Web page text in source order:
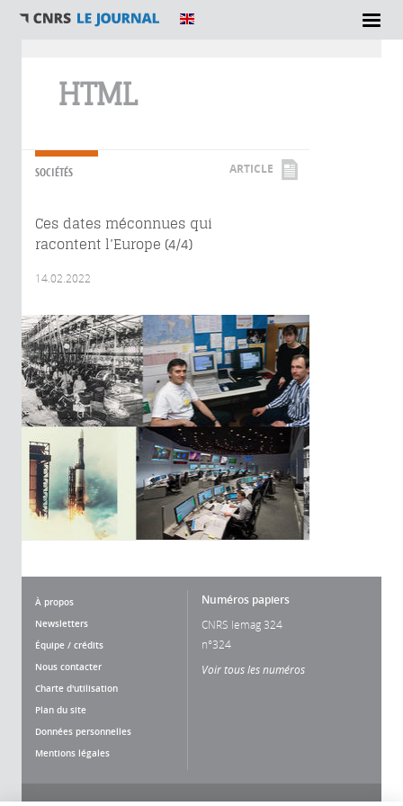
HTML
SOCIÉTÉS ARTICLE
Ces dates méconnues qui
racontent l’Europe (4/4)
14.02.2022
À propos
Newsletters
Équipe / crédits
Nous contacter
Charte d'utilisation
Plan du site
Données personnelles
Mentions légales
Numéros papiers
CNRS lemag 324
n°324
Voir tous les numéros